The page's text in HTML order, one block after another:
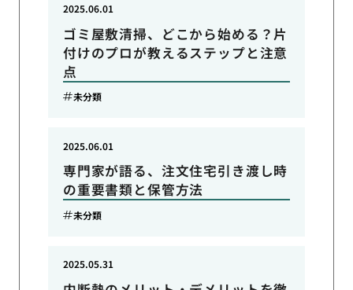
ゴミ屋敷清掃、どこから始める？片
付けのプロが教えるステップと注意
点
2025.06.01
未分類
専門家が語る、注文住宅引き渡し時
の重要書類と保管方法
2025.06.01
未分類
2025.05.31